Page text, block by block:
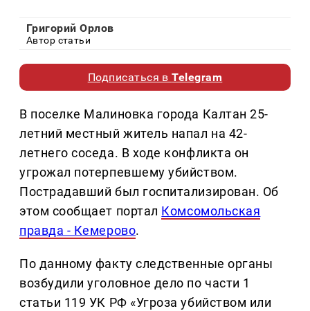
Григорий Орлов
Автор статьи
Подписаться вTelegram
В поселке Малиновка города Калтан 25-
летний местный житель напал на 42-
летнего соседа. В ходе конфликта он
угрожал потерпевшему убийством.
Пострадавший был госпитализирован. Об
этом сообщает портал Комсомольская
правда - Кемерово.
По данному факту следственные органы
возбудили уголовное дело по части 1
статьи 119 УК РФ «Угроза убийством или